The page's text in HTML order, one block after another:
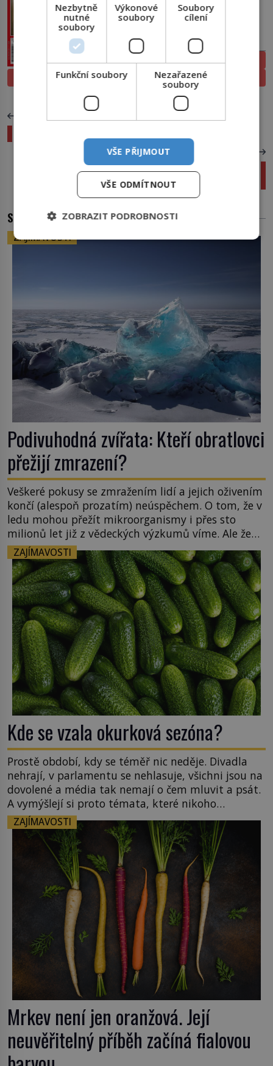
PROLISTOVAT
PŘEDPLATNÉ
TIŠTĚNÉ
Němci před vpádem do SSSR zaměstnali 30 000
SOUVISEJÍCÍ ČLÁNKY
ZAJÍMAVOSTI
Podivuhodná zvířata: Kteří obratlovci
přežijí zmrazení?
Veškeré pokusy se zmražením lidí a jejich oživením
končí (alespoň prozatím) neúspěchem. O tom, že v
ledu mohou přežít mikroorganismy i přes sto
milionů let již z vědeckých výzkumů víme. Ale že
by totální zmrazení byť na jedinou zimu přežili
nějací suchozemští obratlovci? Takto
neuvěřitelnou věc dokáže na první pohled
obyčejná žába. Skokana hnědého u […]
ZAJÍMAVOSTI
Kde se vzala okurková sezóna?
Prostě období, kdy se téměř nic neděje. Divadla
nehrají, v parlamentu se nehlasuje, všichni jsou na
dovolené a média tak nemají o čem mluvit a psát.
A vymýšlejí si proto témata, které nikoho
nezajímají. Proč je však ona letní doba spojovaná
zrovna s okurkami? Okurkovou sezónu známe už
od poloviny 19. století, ovšem jako Češi […]
ZAJÍMAVOSTI
Mrkev není jen oranžová. Její
neuvěřitelný příběh začíná fialovou
Nezbytně
nutné
soubory
Výkonové
soubory
Soubory
cílení
Funkční soubory
Nezařazené
soubory
VŠE PŘIJMOUT
VŠE ODMÍTNOUT
ZOBRAZIT PODROBNOSTI